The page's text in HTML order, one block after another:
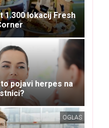
1.300 lokacij Fresh
pojavi herpes na
OGLAS